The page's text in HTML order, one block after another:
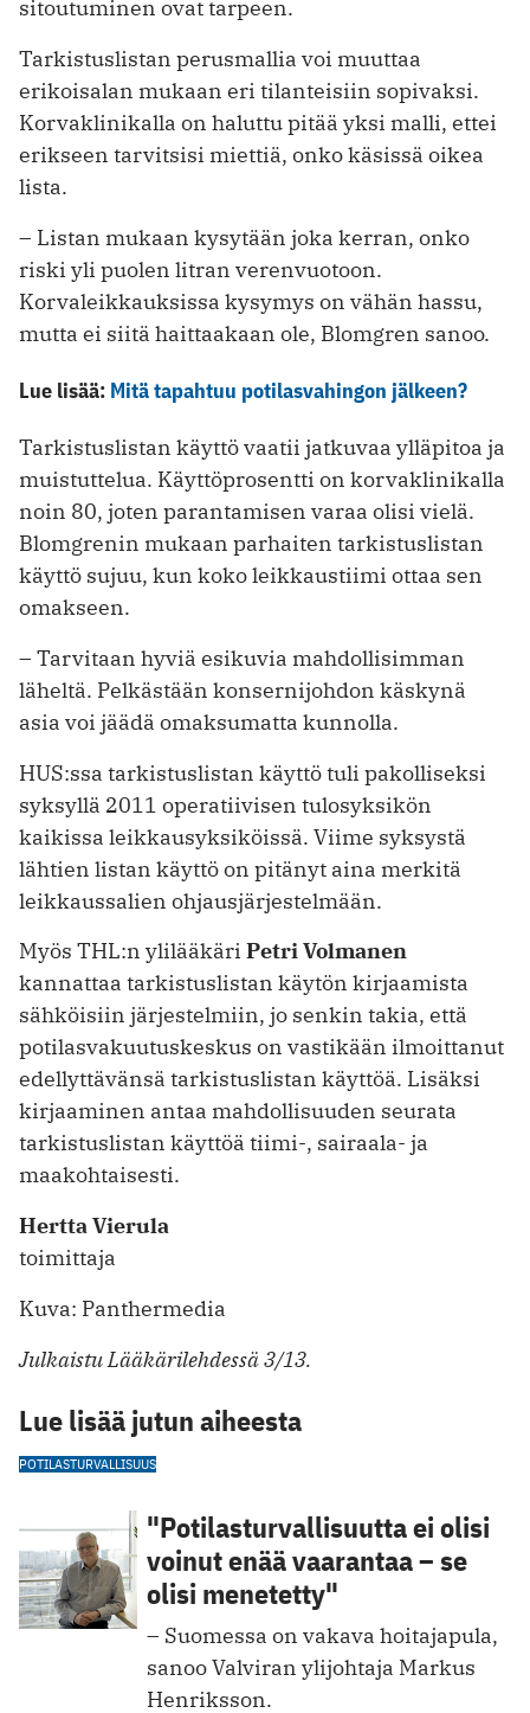
sitoutuminen ovat ­tarpeen.
Tarkistuslistan perusmallia voi muuttaa
erikoisalan mukaan eri tilanteisiin sopivaksi.
Korvaklinikalla on haluttu ­pitää yksi malli, ettei
erikseen tarvitsisi miettiä, onko käsissä oikea
lista.
– Listan mukaan kysytään joka kerran, onko
riski yli puolen litran verenvuotoon.
Korvaleikkauksissa kysymys on vähän hassu,
mutta ei siitä haittaakaan ole, Blomgren sanoo.
Lue lisää: Mitä tapahtuu potilasvahingon jälkeen?
Tarkistuslistan käyttö vaatii jatkuvaa ylläpitoa ja
muistuttelua. Käyttö­prosentti on korvaklinikalla
noin 80, joten ­parantamisen varaa olisi vielä.
Blomgrenin mukaan parhaiten tarkistus­listan
käyttö sujuu, kun koko leikkaustiimi ­ottaa sen
omakseen.
– Tarvitaan hyviä esikuvia mahdollisimman
läheltä. Pelkästään konsernijohdon käskynä
asia voi jäädä omaksumatta kunnolla.
HUS:ssa tarkistuslistan käyttö tuli ­pakolliseksi
syksyllä 2011 operatiivisen tulosyksikön
kaikissa leikkausyksiköissä. Viime syksystä
lähtien listan käyttö on pitänyt aina merkitä
leikkaussalien ohjausjärjestelmään.
Myös THL:n ylilääkäri Petri Volmanen
kannattaa tarkistuslistan käytön kirjaamista
sähköisiin järjestelmiin, jo senkin takia, että
potilasvakuutuskeskus on vastikään ilmoittanut
edellyttävänsä tarkistuslistan käyttöä. Lisäksi
kirjaaminen antaa mahdollisuuden seurata
tarkistuslistan käyttöä tiimi-, sairaala- ja
maakohtaisesti.
Hertta Vierula
toimittaja
Kuva: Panthermedia
Julkaistu Lääkärilehdessä 3/13.
Lue lisää jutun aiheesta
POTILASTURVALLISUUS
"Potilasturvallisuutta ei olisi
voinut enää vaarantaa – se
olisi menetetty"
– Suomessa on vakava hoitajapula,
sanoo Valviran ylijohtaja Markus
Henriksson.